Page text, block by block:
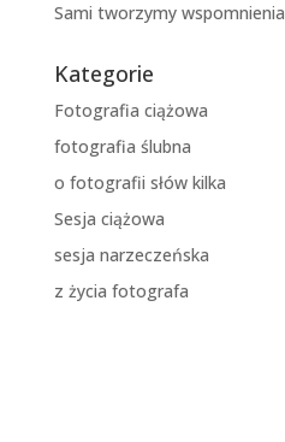
Sami tworzymy wspomnienia
Kategorie
Fotografia ciążowa
fotografia ślubna
o fotografii słów kilka
Sesja ciążowa
sesja narzeczeńska
z życia fotografa